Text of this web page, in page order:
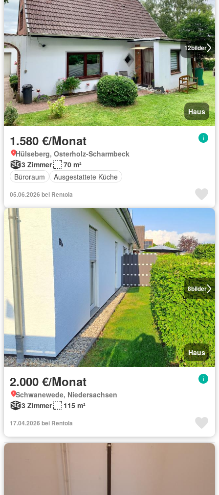
12bilder
Haus
1.580 €/Monat
Hülseberg, Osterholz-Scharmbeck
3 Zimmer
70 m²
Büroraum
Ausgestattete Küche
05.06.2026 bei Rentola
8bilder
Haus
2.000 €/Monat
Schwanewede, Niedersachsen
3 Zimmer
115 m²
17.04.2026 bei Rentola